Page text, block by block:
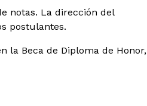
notas. La dirección del
postulantes.
la Beca de Diploma de Honor,